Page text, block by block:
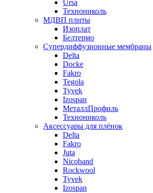
Ursa
Технониколь
МДВП плиты
Изоплат
Белтермо
Супердиффузионные мембраны
Delta
Docke
Fakro
Tegola
Tyvek
Izospan
МеталлПрофиль
Технониколь
Аксессуары для плёнок
Delta
Fakro
Juta
Nicoband
Rockwool
Tyvek
Izospan